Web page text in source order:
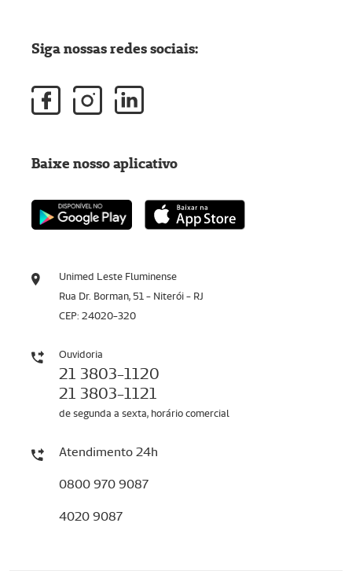
Unimed Leste Fluminense
Rua Dr. Borman, 51 - Niterói - RJ
CEP: 24020-320
Ouvidoria
21 3803-1120
21 3803-1121
de segunda a sexta, horário comercial
Atendimento 24h
0800 970 9087
4020 9087
Siga nossas redes sociais:
Baixe nosso aplicativo